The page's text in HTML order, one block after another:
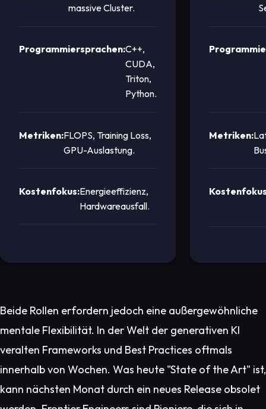
massive Cluster.
Programmiersprachen:C++,
CUDA,
Triton,
Python.
Metriken:FLOPS, Training Loss,
GPU-Auslastung.
Kostenfokus:Energieeffizienz,
Hardwareausfall.
Metriken:
Beide Rollen erfordern jedoch eine außergewöhnliche
mentale Flexibilität. In der Welt der generativen KI
veralten Frameworks und Best Practices oftmals
innerhalb von Wochen. Was heute "State of the Art" ist,
kann nächsten Monat durch ein neues Release obsolet